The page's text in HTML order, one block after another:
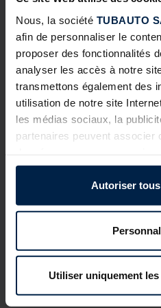
Nous, la société TUBAUTO
afin de personnaliser le
proposer des fonctionnalités
analyser les accès à notre
transmettons également des
utilisation de notre site
les médias sociaux, la
partenaires peuvent associer
ont collectées dans le cadre
Légalement, nous pouvons
fonctionnement de ce site.
cookies, nous avons besoin
moment dans l’explication
Autoriser
Utiliser uniquement
Notice procom 10-3
et 20-3
Notices
19 septembre
2024
Télécharger
motorisation
30 juillet 2021
Voir la vidéo